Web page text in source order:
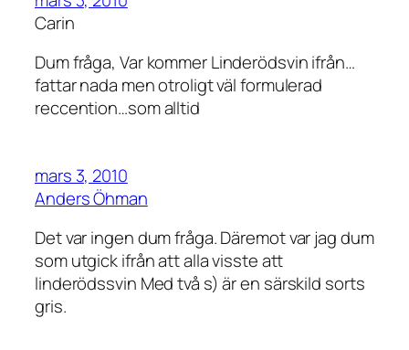
Carin
Dum fråga, Var kommer Linderödsvin ifrån…
fattar nada men otroligt väl formulerad
reccention…som alltid
mars 3, 2010
Anders Öhman
Det var ingen dum fråga. Däremot var jag dum
som utgick ifrån att alla visste att
linderödssvin Med två s) är en särskild sorts
gris.